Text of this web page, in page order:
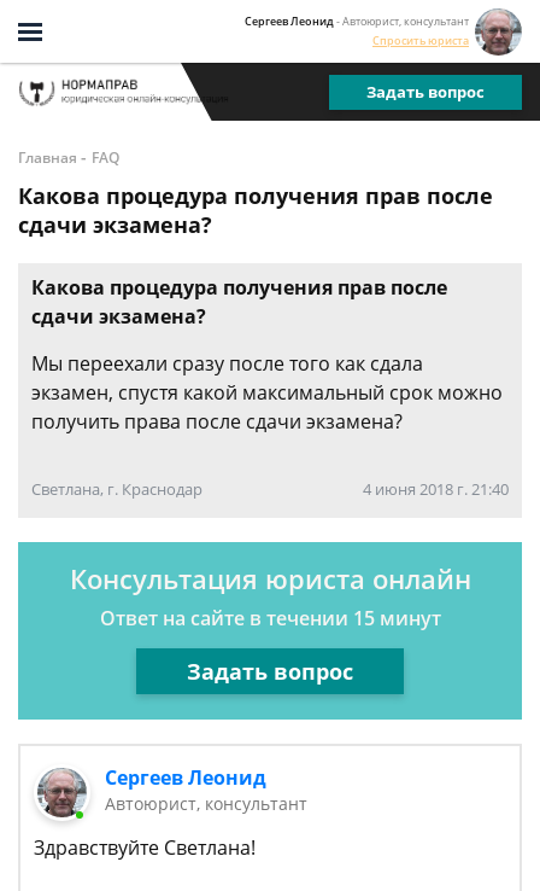
Сергеев Леонид - Автоюрист, консультант
Спросить юриста
Задать вопрос
Главная - FAQ
Какова процедура получения прав после
сдачи экзамена?
Какова процедура получения прав после
сдачи экзамена?
Мы переехали сразу после того как сдала
экзамен, спустя какой максимальный срок можно
получить права после сдачи экзамена?
Светлана, г. Краснодар 4 июня 2018 г. 21:40
Консультация юриста онлайн
Ответ на сайте в течении 15 минут
Задать вопрос
Сергеев Леонид
Автоюрист, консультант
Здравствуйте Светлана!